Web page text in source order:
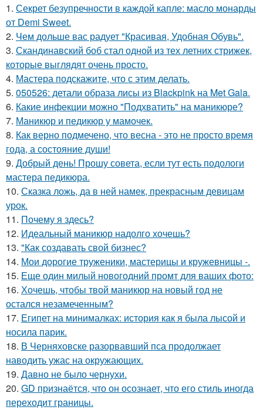
1. Секрет безупречности в каждой капле: масло монарды
от Demi Sweet.
2. Чем дольше вас радует "Красивая, Удобная Обувь".
3. Скандинавский боб стал одной из тех летних стрижек,
которые выглядят очень просто.
4. Мастера подскажите, что с этим делать.
5. 050526: детали образа лисы из Blackpink на Met Gala.
6. Какие инфекции можно "Подхватить" на маникюре?
7. Маникюр и педикюр у мамочек.
8. Как верно подмечено, что весна - это не просто время
года, а состояние души!
9. Добрый день! Прошу совета, если тут есть подологи
мастера педикюра.
10. Сказка ложь, да в ней намек, прекрасным девицам
урок.
11. Почему я здесь?
12. Идеальный маникюр надолго хочешь?
13. "Как создавать свой бизнес?
14. Мои дорогие труженики, мастерицы и кружевницы -.
15. Еще один милый новогодний промт для ваших фото:
16. Хочешь, чтобы твой маникюр на новый год не
остался незамеченным?
17. Египет на минималках: история как я была лысой и
носила парик.
18. В Черняховске разорвавший пса продолжает
наводить ужас на окружающих.
19. Давно не было чернухи.
20. GD признаётся, что он осознает, что его стиль иногда
переходит границы.